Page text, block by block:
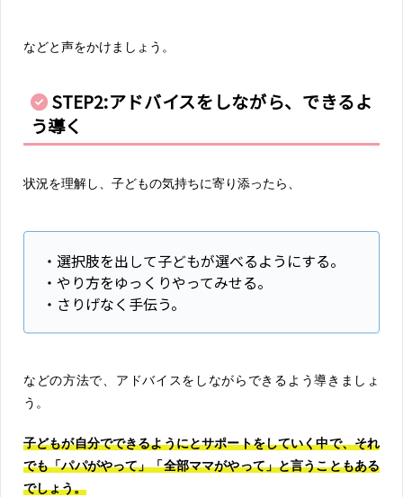
などと声をかけましょう。
STEP2:アドバイスをしながら、できるよ
う導く
状況を理解し、子どもの気持ちに寄り添ったら、
・選択肢を出して子どもが選べるようにする。
・やり方をゆっくりやってみせる。
・さりげなく手伝う。
などの方法で、アドバイスをしながらできるよう導きましょ
う。
子どもが自分でできるようにとサポートをしていく中で、それ
でも「パパがやって」「全部ママがやって」と言うこともある
でしょう。